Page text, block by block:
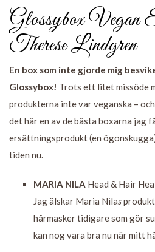
Glossybox Vegan
Therese Lindgren
En box som inte gjorde mig
Glossybox! Trots ett litet missöde
produkterna inte var veganska –
det här en av de bästa boxarna jag
ersättningsprodukt (en
tiden nu.
MARIA NILA Head & Hair
Jag älskar Maria Nilas
hårmasker tidigare som gör
kan nog vara bra nu när mitt